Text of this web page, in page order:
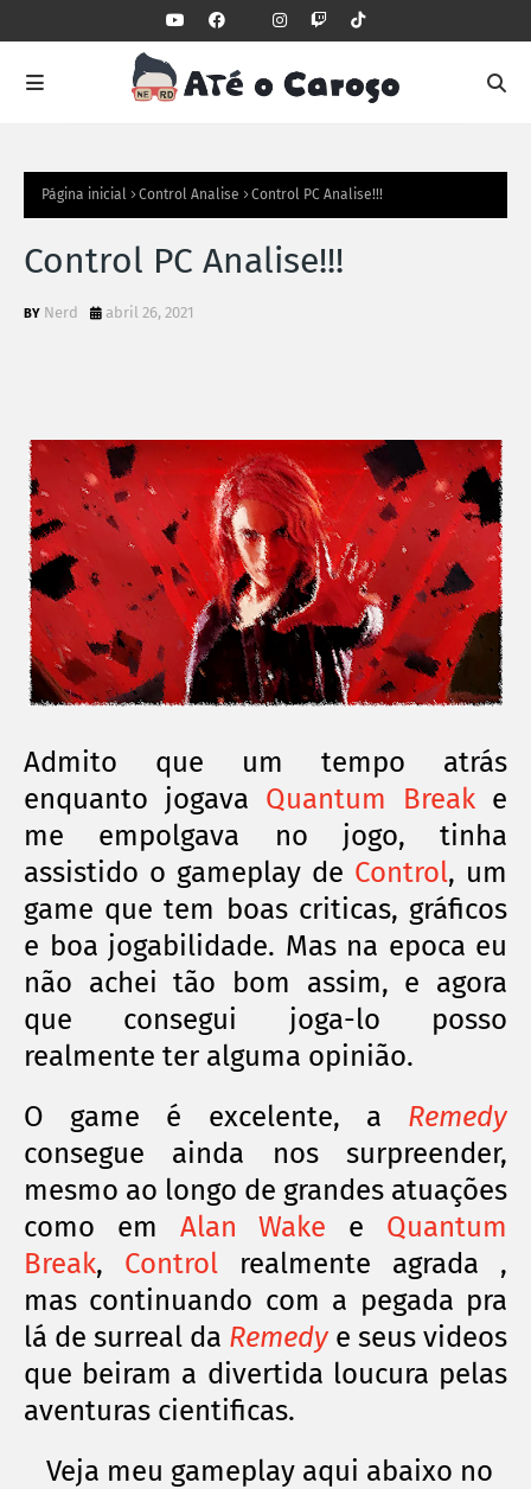
Página inicial Control Analise Control PC Analise!!!
Control PC Analise!!!
Nerd abril 26, 2021
Admito que um tempo atrás
enquanto jogava Quantum Break e
me empolgava no jogo, tinha
assistido o gameplay de Control, um
game que tem boas criticas, gráficos
e boa jogabilidade. Mas na epoca eu
não achei tão bom assim, e agora
que consegui joga-lo posso
realmente ter alguma opinião.
O game é excelente, a Remedy
consegue ainda nos surpreender,
mesmo ao longo de grandes atuações
como em Alan Wake e Quantum
Break, Control realmente agrada ,
mas continuando com a pegada pra
lá de surreal da Remedye seus videos
que beiram a divertida loucura pelas
aventuras cientificas.
Veja meu gameplay aqui abaixo no